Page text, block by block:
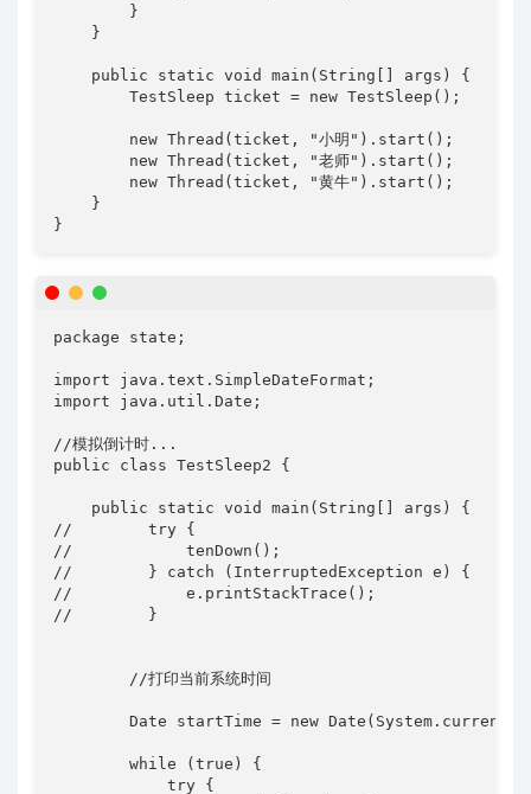
        }
    }
    public static void main(String[] args) {
        TestSleep ticket = new TestSleep();
        new Thread(ticket, "小明").start();
        new Thread(ticket, "老师").start();
        new Thread(ticket, "黄牛").start();
    }
}
package state;
import java.text.SimpleDateFormat;
import java.util.Date;
//模拟倒计时...
public class TestSleep2 {
    public static void main(String[] args) {
//        try {
//            tenDown();
//        } catch (InterruptedException e) {
//            e.printStackTrace();
//        }
        //打印当前系统时间
Date startTime = new
        while (true) {
            try {